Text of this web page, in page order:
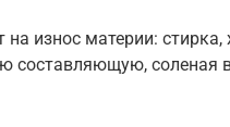
износ​ материи: стирка,
составляющую, соленая